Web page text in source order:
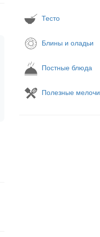
Тесто
Блины и оладьи
Постные блюда
Полезные мелочи